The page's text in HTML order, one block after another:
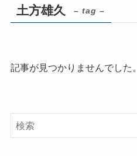
土方雄久 – tag –
記事が見つかりませんでした。